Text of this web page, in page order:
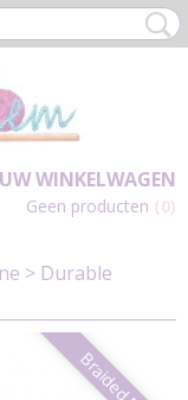
UW WINKELWAGEN
Geen producten (0)
> Durable